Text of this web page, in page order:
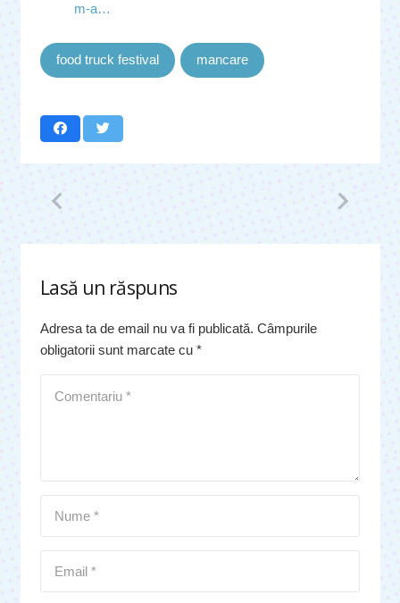
m-a…
food truck festival mancare
Lasă un răspuns
Adresa ta de email nu va fi publicată. Câmpurile
obligatorii sunt marcate cu *